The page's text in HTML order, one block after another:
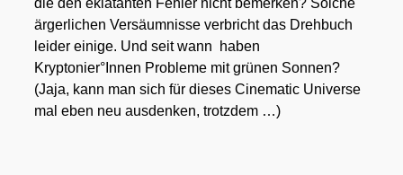
die den ekla­tan­ten Feh­ler nicht bemer­ken? Sol­che
ärger­li­chen Ver­säum­nis­se ver­bricht das Dreh­buch
lei­der eini­ge. Und seit wann haben
Kryptonier°Innen Pro­ble­me mit grü­nen Son­nen?
(Jaja, kann man sich für die­ses Cine­ma­tic Uni­ver­se
mal eben neu aus­den­ken, trotz­dem …)